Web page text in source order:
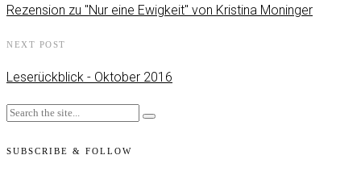
Rezension zu "Nur eine Ewigkeit" von Kristina Moninger
NEXT POST
Leserückblick - Oktober 2016
SUBSCRIBE & FOLLOW